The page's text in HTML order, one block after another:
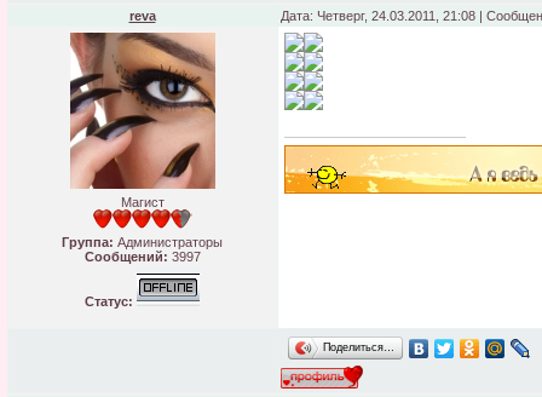
reva Дата: Четверг, 24.03.2011, 21:08 |
Магист
Группа: Администраторы
Сообщений: 3997
Статус:
Поделиться…